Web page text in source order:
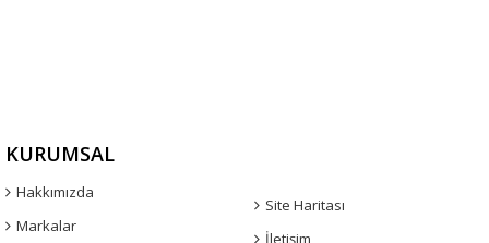
KURUMSAL
Hakkımızda
Markalar
Site Haritası
İletişim